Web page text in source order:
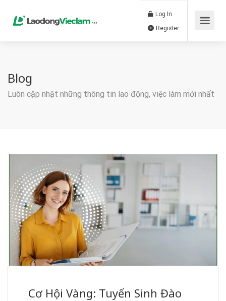
Log In
Blog
Luôn cập nhật những thông tin lao động, việc làm mới nhất
Cơ Hội Vàng: Tuyển Sinh Đào